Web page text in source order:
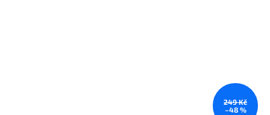
249 Kč
–48 %